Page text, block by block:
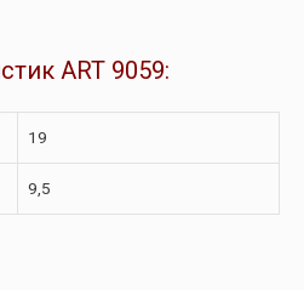
ART 9059:
19
9,5